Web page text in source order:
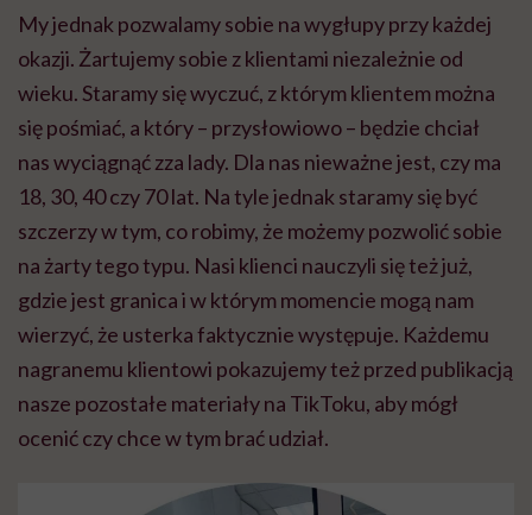
My jednak pozwalamy sobie na wygłupy przy każdej
okazji. Żartujemy sobie z klientami niezależnie od
wieku. Staramy się wyczuć, z którym klientem można
się pośmiać, a który – przysłowiowo – będzie chciał
nas wyciągnąć zza lady. Dla nas nieważne jest, czy ma
18, 30, 40 czy 70 lat. Na tyle jednak staramy się być
szczerzy w tym, co robimy, że możemy pozwolić sobie
na żarty tego typu. Nasi klienci nauczyli się też już,
gdzie jest granica i w którym momencie mogą nam
wierzyć, że usterka faktycznie występuje. Każdemu
nagranemu klientowi pokazujemy też przed publikacją
nasze pozostałe materiały na TikToku, aby mógł
ocenić czy chce w tym brać udział.